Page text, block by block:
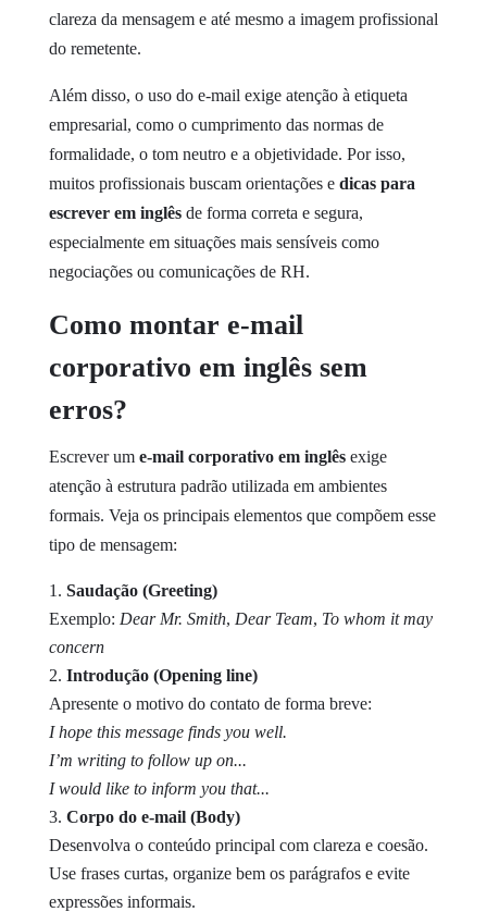
clareza da mensagem e até mesmo a imagem profissional
do remetente.
Além disso, o uso do e-mail exige atenção à etiqueta
empresarial, como o cumprimento das normas de
formalidade, o tom neutro e a objetividade. Por isso,
muitos profissionais buscam orientações e dicas para
escrever em inglêsde forma correta e segura,
especialmente em situações mais sensíveis como
negociações ou comunicações de RH.
Como montar e-mail
corporativo em inglês sem
erros?
Escrever um e-mail corporativo em inglêsexige
atenção à estrutura padrão utilizada em ambientes
formais. Veja os principais elementos que compõem esse
tipo de mensagem:
Saudação (Greeting)
Exemplo: Dear Mr. Smith, Dear Team, To whom it may
concern
Introdução (Opening line)
Apresente o motivo do contato de forma breve:
I hope this message finds you well.
I’m writing to follow up on...
I would like to inform you that...
Corpo do e-mail (Body)
Desenvolva o conteúdo principal com clareza e coesão.
Use frases curtas, organize bem os parágrafos e evite
expressões informais.